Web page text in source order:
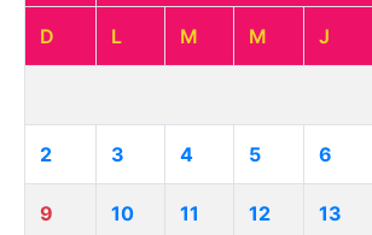
D L M M J
2 3 4 5 6
9 10 11 12 13